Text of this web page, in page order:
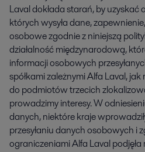
Laval dokłada starań, by
których wysyła dane,
osobowe zgodnie z niniejszą
działalność międzynarodową,
informacji osobowych
spółkami zależnymi Alfa Laval,
do podmiotów trzecich
prowadzimy interesy. W
danych, niektóre kraje
przesyłaniu danych osobowych i
ograniczeniami Alfa Laval